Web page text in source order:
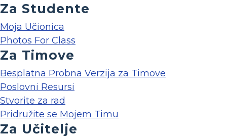
Za Studente
Moja Učionica
Photos For Class
Za Timove
Besplatna Probna Verzija za Timove
Poslovni Resursi
Stvorite za rad
Pridružite se Mojem Timu
Za Učitelje